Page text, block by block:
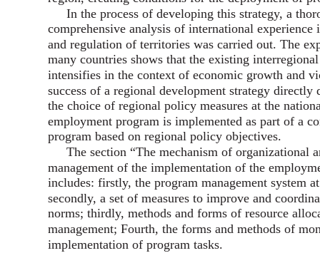
In the process of developing this strategy, a
comprehensive analysis of international experience
and regulation of territories was carried out. The
many countries shows that the existing
intensifies in the context of economic growth and
success of a regional development strategy directly
the choice of regional policy measures at the
employment program is implemented as part of a
program based on regional policy objectives.
The section “The mechanism of organizational
management of the implementation of the
includes: firstly, the program management system
secondly, a set of measures to improve and
norms; thirdly, methods and forms of resource
management; Fourth, the forms and methods of
implementation of program tasks.